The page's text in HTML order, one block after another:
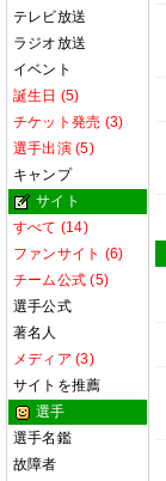
テレビ放送
ラジオ放送
イベント
誕生日 (5)
チケット発売 (3)
選手出演 (5)
キャンプ
サイト
すべて (14)
ファンサイト (6)
チーム公式 (5)
選手公式
著名人
メディア (3)
サイトを推薦
選手
選手名鑑
故障者